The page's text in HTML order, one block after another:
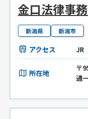
金口法律事
新潟県 新潟市
アクセス JR
所在地
〒
通